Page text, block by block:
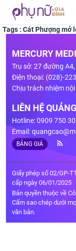
Tags : Cát Phượng mở
MERCURY
Trụ sở: 27 đường
Điện thoại: (028)-
Chịu trách nhiệm
LIÊN HỆ
Hotline: 0909 750
Email:
BẢNG GIÁ
Giấy phép số 02/GP-
cấp ngày 06/01/2025
Bản quyền thuộc về
Cấm sao chép dưới
văn bản.